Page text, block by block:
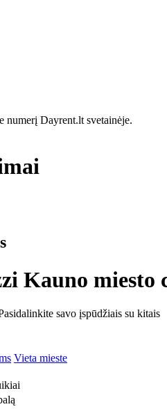
numerį Dayrent.lt svetainėje.
Kauno miesto
savo įspūdžiais su kitais
Vieta mieste